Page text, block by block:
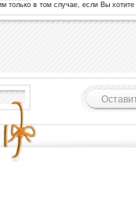
только в том случае, если Вы